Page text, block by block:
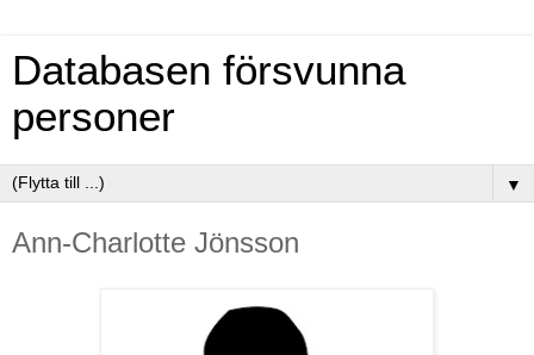
Databasen försvunna
personer
▼
Ann-Charlotte Jönsson